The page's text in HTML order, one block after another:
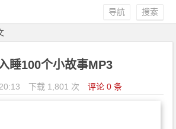
搜索
导航
睡100个小故事MP3
下载 1,801 次 评论 0 条